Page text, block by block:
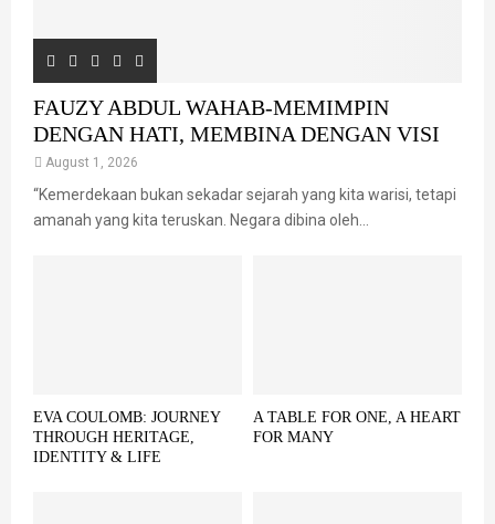
FAUZY ABDUL WAHAB-MEMIMPIN
DENGAN HATI, MEMBINA DENGAN VISI
August 1, 2026
“Kemerdekaan bukan sekadar sejarah yang kita warisi, tetapi
amanah yang kita teruskan. Negara dibina oleh...
EVA COULOMB: JOURNEY
THROUGH HERITAGE,
IDENTITY & LIFE
A TABLE FOR ONE, A HEART
FOR MANY